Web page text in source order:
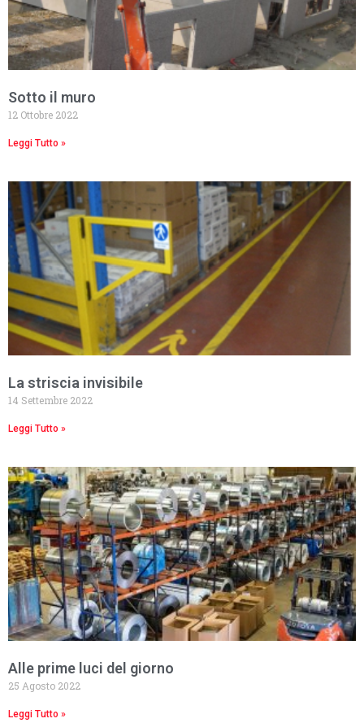
Sotto il muro
12 Ottobre 2022
Leggi Tutto »
La striscia invisibile
14 Settembre 2022
Leggi Tutto »
Alle prime luci del giorno
25 Agosto 2022
Leggi Tutto »